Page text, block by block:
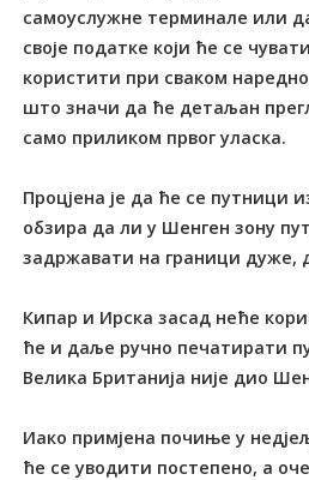
самоуслужне терминале или
своје податке који ће се
користити при сваком
што значи да ће детаљан
само приликом првог уласка.
Процјена је да ће се путници
обзира да ли у Шенген зону
задржавати на граници дуже,
Кипар и Ирска засад неће
ће и даље ручно печатирати
Велика Британија није дио
Иако примјена почиње у
ће се уводити постепено, а